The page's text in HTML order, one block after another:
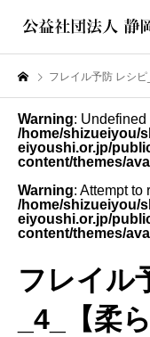
フレイル予防 レシピ
Warning: Undefined
/home/shizueiyou/
eiyoushi.or.jp/
content/themes/
Warning: Attempt to
/home/shizueiyou/
eiyoushi.or.jp/
content/themes/
フレイル
_4_【柔